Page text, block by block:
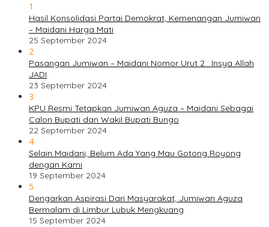
1
Hasil Konsolidasi Partai Demokrat, Kemenangan Jumiwan
– Maidani Harga Mati
25 September 2024
2
Pasangan Jumiwan – Maidani Nomor Urut 2 : Insya Allah
JADI
23 September 2024
3
KPU Resmi Tetapkan Jumiwan Aguza – Maidani Sebagai
Calon Bupati dan Wakil Bupati Bungo
22 September 2024
4
Selain Maidani, Belum Ada Yang Mau Gotong Royong
dengan Kami
19 September 2024
5
Dengarkan Aspirasi Dari Masyarakat, Jumiwan Aguza
Bermalam di Limbur Lubuk Mengkuang
15 September 2024